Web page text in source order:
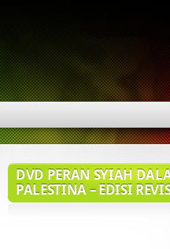
DVD PERAN SYIAH
PALESTINA – EDISI